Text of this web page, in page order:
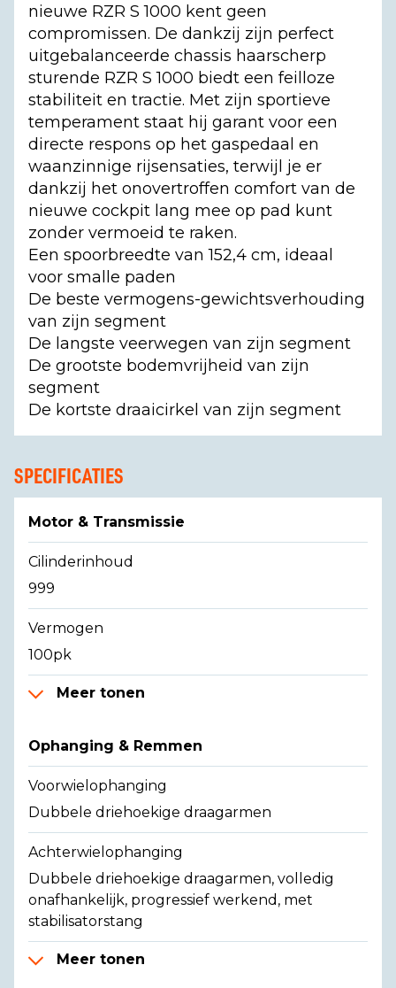
nieuwe RZR S 1000 kent geen
compromissen. De dankzij zijn perfect
uitgebalanceerde chassis haarscherp
sturende RZR S 1000 biedt een feilloze
stabiliteit en tractie. Met zijn sportieve
temperament staat hij garant voor een
directe respons op het gaspedaal en
waanzinnige rijsensaties, terwijl je er
dankzij het onovertroffen comfort van de
nieuwe cockpit lang mee op pad kunt
zonder vermoeid te raken.
Een spoorbreedte van 152,4 cm, ideaal
voor smalle paden
De beste vermogens-gewichtsverhouding
van zijn segment
De langste veerwegen van zijn segment
De grootste bodemvrijheid van zijn
segment
De kortste draaicirkel van zijn segment
SPECIFICATIES
Motor & Transmissie
Cilinderinhoud
999
Vermogen
100pk
Meer tonen
Ophanging & Remmen
Voorwielophanging
Dubbele driehoekige draagarmen
Achterwielophanging
Dubbele driehoekige draagarmen, volledig
onafhankelijk, progressief werkend, met
stabilisatorstang
Meer tonen